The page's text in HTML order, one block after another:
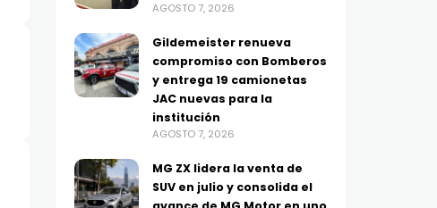
AGOSTO 7, 2026
Gildemeister renueva
compromiso con Bomberos
y entrega 19 camionetas
JAC nuevas para la
institución
AGOSTO 7, 2026
MG ZX lidera la venta de
SUV en julio y consolida el